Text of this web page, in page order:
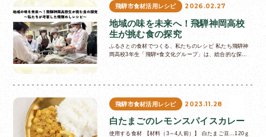
飛騨市食材活用レシピ 2026.02.27
地域の味を未来へ！飛騨神岡高校
生が挑む食の探究
ふるさとの食材でつくる、私たちのレシピ 私たち飛騨神
岡高校3年生「飛騨×食文化グループ」は、総合的な探究
飛騨市食材活用レシピ 2023.11.28
白たまごのレモンスパイスカレー
使用する食材 【材料（3～4人前）】 白たまご豆…120ｇ